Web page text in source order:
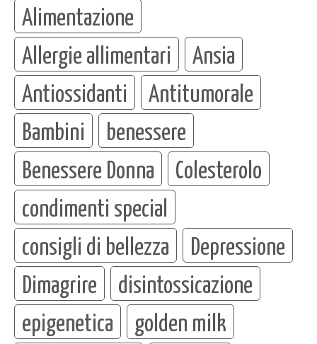
Alimentazione
Allergie allimentari
Ansia
Antiossidanti
Antitumorale
Bambini
benessere
Benessere Donna
Colesterolo
condimenti special
consigli di bellezza
Depressione
Dimagrire
disintossicazione
epigenetica
golden milk